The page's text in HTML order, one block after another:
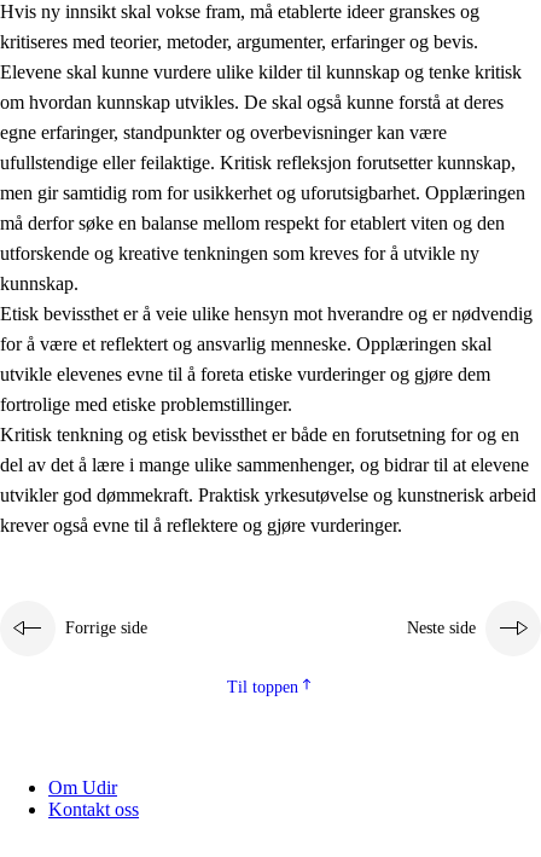
1.2 Identitet og kulturelt mangfold
1.3 Kritisk tenkning og etisk bevissthet
1.4 Skaperglede, engasjement og utforskertrang
1.5 Respekt for naturen og miljøbevissthet
1.6 Demokrati og medvirkning
Hvis ny innsikt skal vokse fram, må etablerte ideer granskes og
kritiseres med teorier, metoder, argumenter, erfaringer og bevis.
Elevene skal kunne vurdere ulike kilder til kunnskap og tenke kritisk
om hvordan kunnskap utvikles. De skal også kunne forstå at deres
egne erfaringer, standpunkter og overbevisninger kan være
ufullstendige eller feilaktige. Kritisk refleksjon forutsetter kunnskap,
men gir samtidig rom for usikkerhet og uforutsigbarhet. Opplæringen
må derfor søke en balanse mellom respekt for etablert viten og den
utforskende og kreative tenkningen som kreves for å utvikle ny
kunnskap.
Etisk bevissthet er å veie ulike hensyn mot hverandre og er nødvendig
for å være et reflektert og ansvarlig menneske. Opplæringen skal
utvikle elevenes evne til å foreta etiske vurderinger og gjøre dem
fortrolige med etiske problemstillinger.
Kritisk tenkning og etisk bevissthet er både en forutsetning for og en
del av det å lære i mange ulike sammenhenger, og bidrar til at elevene
utvikler god dømmekraft. Praktisk yrkesutøvelse og kunstnerisk arbeid
krever også evne til å reflektere og gjøre vurderinger.
Forrige side Neste side
Til toppen
Om Udir
Kontakt oss